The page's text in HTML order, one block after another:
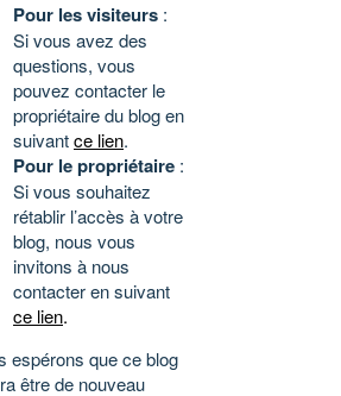
Pour les visiteurs :
Si vous avez des
questions, vous
pouvez contacter le
propriétaire du blog en
suivantce lien.
Pour le propriétaire :
Si vous souhaitez
rétablir l’accès à votre
blog, nous vous
invitons à nous
contacter en suivant
ce lien.
espérons que ce blog
être de nouveau